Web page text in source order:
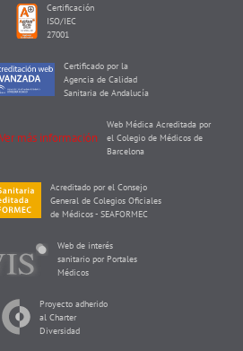
Certificación
ISO/IEC
27001
Certificado por la
Agencia de Calidad
Sanitaria de Andalucía
Web Médica Acreditada por
el Colegio de Médicos de
Barcelona
Acreditado por el Consejo
General de Colegios Oficiales
de Médicos - SEAFORMEC
Web de interés
sanitario por Portales
Médicos
Proyecto adherido
al Charter
Diversidad